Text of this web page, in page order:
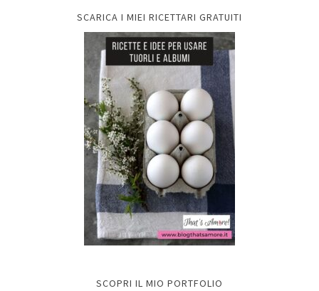
SCARICA I MIEI RICETTARI GRATUITI
SCOPRI IL MIO PORTFOLIO